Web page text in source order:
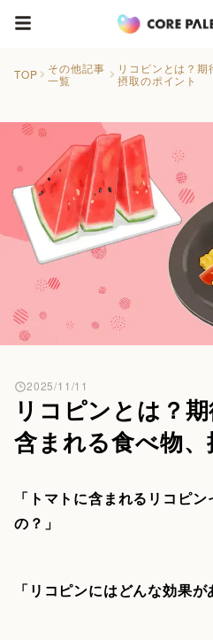
TOP
その他記事
一覧
リコピンとは？期
摂取のポイント
リコピンとは？
含まれる食べ物
2025/11/11
「トマトに含まれるリコピ
の？」
「リコピンにはどんな効果が